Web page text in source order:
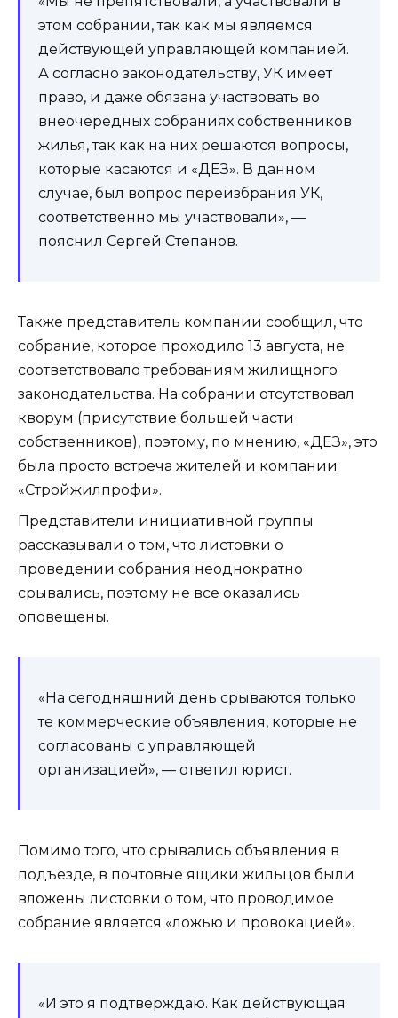
этом собрании, так как мы являемся
действующей управляющей компанией.
А согласно законодательству, УК имеет
право, и даже обязана участвовать во
внеочередных собраниях собственников
жилья, так как на них решаются вопросы,
которые касаются и «ДЕЗ». В данном
случае, был вопрос переизбрания УК,
соответственно мы участвовали», —
пояснил Сергей Степанов.
Также представитель компании сообщил, что
собрание, которое проходило 13 августа, не
соответствовало требованиям жилищного
законодательства. На собрании отсутствовал
кворум (присутствие большей части
собственников), поэтому, по мнению, «ДЕЗ», это
была просто встреча жителей и компании
«Стройжилпрофи».
Представители инициативной группы
рассказывали о том, что листовки о
проведении собрания неоднократно
срывались, поэтому не все оказались
оповещены.
«На сегодняшний день срываются только
те коммерческие объявления, которые не
согласованы с управляющей
организацией», — ответил юрист.
Помимо того, что срывались объявления в
подъезде, в почтовые ящики жильцов были
вложены листовки о том, что проводимое
собрание является «ложью и провокацией».
«И это я подтверждаю. Как действующая